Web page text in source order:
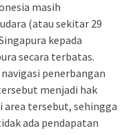
masih
(atau sekitar 29
kepada
secara terbatas.
penerbangan
menjadi hak
area tersebut, sehingga
ada pendapatan